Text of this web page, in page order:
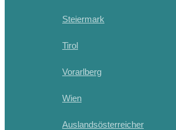
Steiermark
Tirol
Vorarlberg
Wien
Auslandsösterreicher